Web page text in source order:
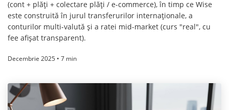
(cont + plăți + colectare plăți / e-commerce), în timp ce Wise
este construită în jurul transferurilor internaționale, a
conturilor multi-valută și a ratei mid-market (curs "real", cu
fee afișat transparent).
Decembrie 2025 • 7 min